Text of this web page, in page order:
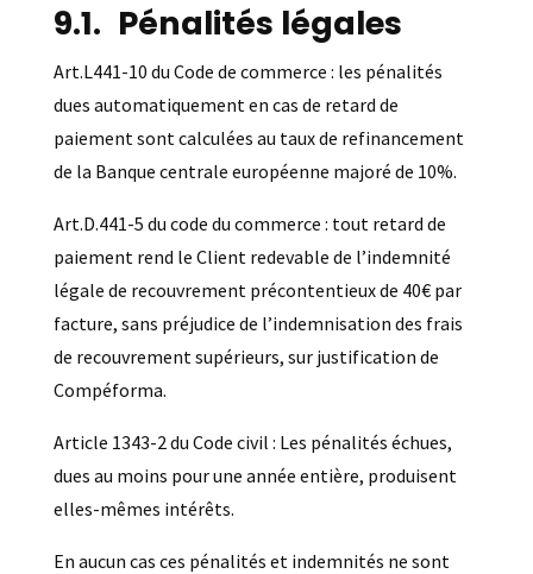
Pénalités légales
Art.L441-10 du Code de commerce : les pénalités
dues automatiquement en cas de retard de
paiement sont calculées au taux de refinancement
de la Banque centrale européenne majoré de 10%.
Art.D.441-5 du code du commerce : tout retard de
paiement rend le Client redevable de l’indemnité
légale de recouvrement précontentieux de 40€ par
facture, sans préjudice de l’indemnisation des frais
de recouvrement supérieurs, sur justification de
Compéforma.
Article 1343-2 du Code civil : Les pénalités échues,
dues au moins pour une année entière, produisent
elles-mêmes intérêts.
En aucun cas ces pénalités et indemnités ne sont